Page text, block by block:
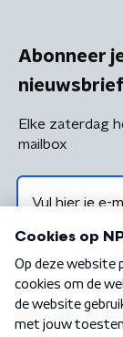
Abonneer
nieuwsbrief
Elke zaterdag
mailbox
Algemene